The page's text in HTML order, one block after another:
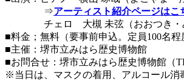
⇒アーティスト紹介ページはこ
チェロ 大槻 未弦（おおつき・
■料金；無料（要事前申込。定員100名程
■主催：堺市立みはら歴史博物館
■お問合せ：堺市立みはら歴史博物館（
※当日は、マスクの着用、アルコール消